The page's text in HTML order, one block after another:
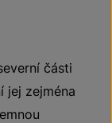
části
jej zejména